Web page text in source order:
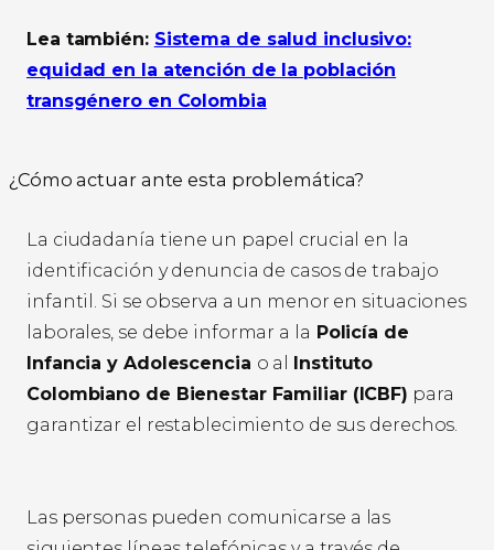
Lea también: Sistema de salud inclusivo:
equidad en la atención de la población
transgénero en Colombia
¿Cómo actuar ante esta problemática?
La ciudadanía tiene un papel crucial en la
identificación y denuncia de casos de trabajo
infantil. Si se observa a un menor en situaciones
laborales, se debe informar a la Policía de
Infancia y Adolescencia o al Instituto
Colombiano de Bienestar Familiar (ICBF) para
garantizar el restablecimiento de sus derechos.
Las personas pueden comunicarse a las